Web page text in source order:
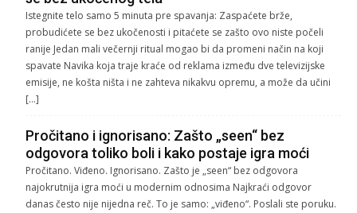
Istegnite telo samo 5 minuta pre spavanja: Zaspaćete brže,
probudićete se bez ukočenosti i pitaćete se zašto ovo niste počeli
ranije Jedan mali večernji ritual mogao bi da promeni način na koji
spavate Navika koja traje kraće od reklama između dve televizijske
emisije, ne košta ništa i ne zahteva nikakvu opremu, a može da učini
[…]
Pročitano i ignorisano: Zašto „seen“ bez
odgovora toliko boli i kako postaje igra moći
Pročitano. Viđeno. Ignorisano. Zašto je „seen“ bez odgovora
najokrutnija igra moći u modernim odnosima Najkraći odgovor
danas često nije nijedna reč. To je samo: „viđeno“. Poslali ste poruku.